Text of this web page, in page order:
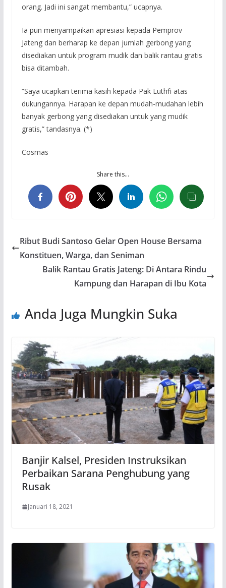
orang. Jadi ini sangat membantu,” ucapnya.
Ia pun menyampaikan apresiasi kepada Pemprov
Jateng dan berharap ke depan jumlah gerbong yang
disediakan untuk program mudik dan balik rantau gratis
bisa ditambah.
“Saya ucapkan terima kasih kepada Pak Luthfi atas
dukungannya. Harapan ke depan mudah-mudahan lebih
banyak gerbong yang disediakan untuk yang mudik
gratis,” tandasnya. (*)
Cosmas
Share this…
Ribut Budi Santoso Gelar Open House Bersama
Konstituen, Warga, dan Seniman
Balik Rantau Gratis Jateng: Di Antara Rindu
Kampung dan Harapan di Ibu Kota
Anda Juga Mungkin Suka
Banjir Kalsel, Presiden Instruksikan
Perbaikan Sarana Penghubung yang
Rusak
Januari 18, 2021